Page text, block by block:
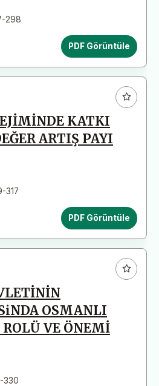
298
PDF Görüntüle
KATKI
ARTIŞ PAYI
317
PDF Görüntüle
OSMANLI
VE ÖNEMİ
330